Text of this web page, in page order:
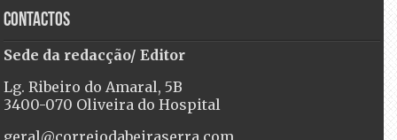
Contactos
Sede da redacção/ Editor
Lg. Ribeiro do Amaral, 5B
3400-070 Oliveira do Hospital
geral@correiodabeiraserra.com